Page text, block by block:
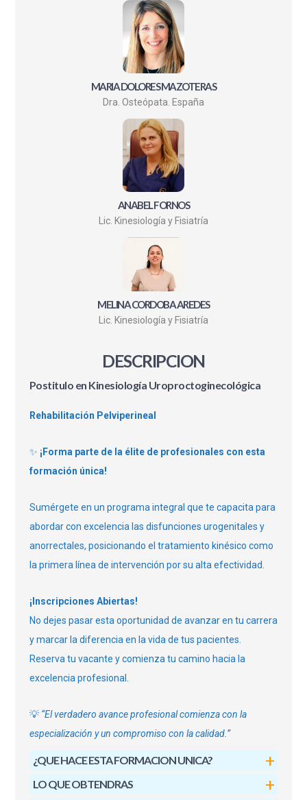
MARIA DOLORES MAZOTERAS
Dra. Osteópata. España
ANABEL FORNOS
Lic. Kinesiología y Fisiatría
MELINA CORDOBA AREDES
Lic. Kinesiología y Fisiatría
DESCRIPCION
Postitulo en Kinesiología Uroproctoginecológica
Rehabilitación Pelviperineal
✨ ¡Forma parte de la élite de profesionales con esta
formación única!
Sumérgete en un programa integral que te capacita para
abordar con excelencia las disfunciones urogenitales y
anorrectales, posicionando el tratamiento kinésico como
la primera línea de intervención por su alta efectividad.
¡Inscripciones Abiertas!
No dejes pasar esta oportunidad de avanzar en tu carrera
y marcar la diferencia en la vida de tus pacientes.
Reserva tu vacante y comienza tu camino hacia la
excelencia profesional.
💡 “El verdadero avance profesional comienza con la
especialización y un compromiso con la calidad.”
¿QUE HACE ESTA FORMACION UNICA?
LO QUE OBTENDRAS